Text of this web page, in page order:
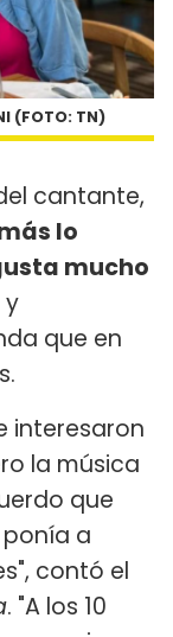
(FOTO: TN)
cantante,
lo
mucho
y
que en
interesaron
la música
que
a
contó el
. "A los 10